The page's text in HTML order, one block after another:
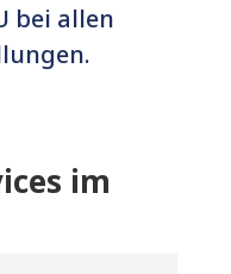
bei allen
im